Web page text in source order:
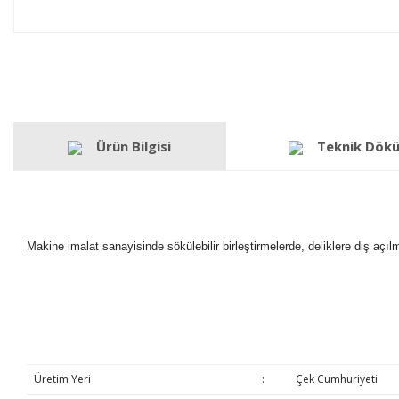
Ürün Bilgisi Teknik
Makine imalat sanayisinde sökülebilir birleştirmelerde, deliklere diş
Üretim Yeri :
Çek Cumhuriyeti